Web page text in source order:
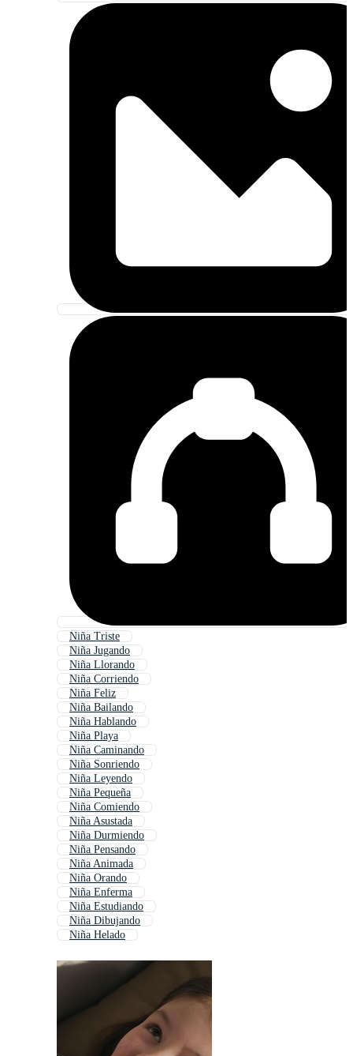
Niña Triste
Niña Jugando
Niña Llorando
Niña Corriendo
Niña Feliz
Niña Bailando
Niña Hablando
Niña Playa
Niña Caminando
Niña Sonriendo
Niña Leyendo
Niña Pequeña
Niña Comiendo
Niña Asustada
Niña Durmiendo
Niña Pensando
Niña Animada
Niña Orando
Niña Enferma
Niña Estudiando
Niña Dibujando
Niña Helado